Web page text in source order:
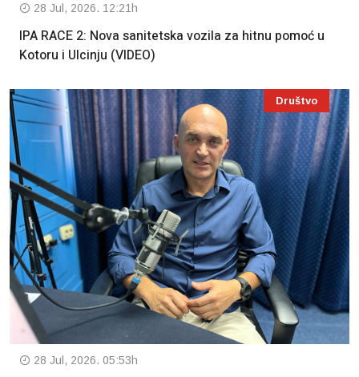
28 Jul, 2026. 12:21h
IPA RACE 2: Nova sanitetska vozila za hitnu pomoć u
Kotoru i Ulcinju (VIDEO)
Društvo
28 Jul, 2026. 05:53h